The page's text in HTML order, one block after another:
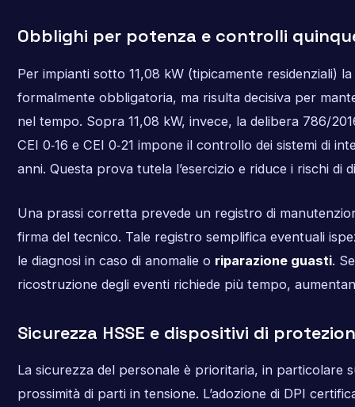
Obblighi per potenza e controlli
Per impianti sotto 11,08 kW (tipicamente residenziali)
formalmente obbligatoria, ma risulta decisiva per
nel tempo. Sopra 11,08 kW, invece, la delibera 786/
CEI 0‑16 e CEI 0‑21 impone il controllo dei sistemi di
anni. Questa prova tutela l’esercizio e riduce i rischi di
Una prassi corretta prevede un registro di
firma del tecnico. Tale registro semplifica eventuali
le diagnosi in caso di anomalie o riparazione guasti.
ricostruzione degli eventi richiede più tempo,
Sicurezza HSSE e dispositivi di
La sicurezza del personale è prioritaria, in particolare
prossimità di parti in tensione. L’adozione di DPI